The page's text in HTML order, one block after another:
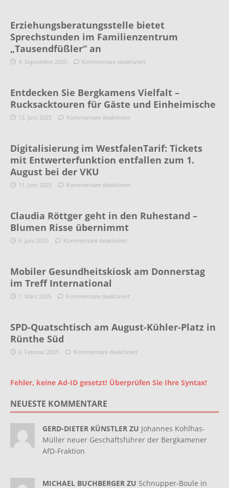
Erziehungsberatungsstelle bietet
Sprechstunden im Familienzentrum
„Tausendfüßler“ an
4. September 2025 Kommentare deaktiviert
Entdecken Sie Bergkamens Vielfalt –
Rucksacktouren für Gäste und Einheimische
12. Juni 2025 Kommentare deaktiviert
Digitalisierung im WestfalenTarif: Tickets
mit Entwerterfunktion entfallen zum 1.
August bei der VKU
11. Juni 2025 Kommentare deaktiviert
Claudia Röttger geht in den Ruhestand –
Blumen Risse übernimmt
5. Juni 2025 Kommentare deaktiviert
Mobiler Gesundheitskiosk am Donnerstag
im Treff International
1. März 2025 Kommentare deaktiviert
SPD-Quatschtisch am August-Kühler-Platz in
Rünthe Süd
6. Februar 2025 Kommentare deaktiviert
Fehler, keine Ad-ID gesetzt! Überprüfen Sie Ihre Syntax!
NEUESTE KOMMENTARE
GERD-DIETER KÜNSTLER ZU Johannes Kohlhas-
Müller neuer Geschäftsführer der Bergkamener
AfD-Fraktion
MICHAEL BUCHBERGER ZU Schnupper-Boule in